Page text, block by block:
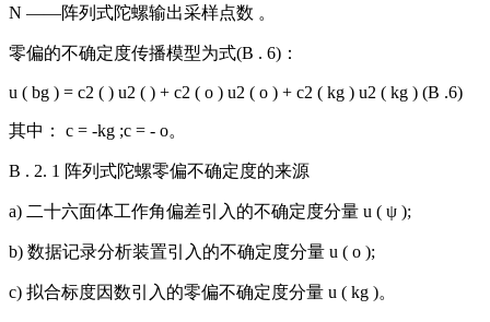
N ——阵列式陀螺输出采样点数 。
零偏的不确定度传播模型为式(B . 6)：
u ( bg ) = c2 ( ) u2 ( ) + c2 ( o ) u2 ( o ) + c2 ( kg ) u2 ( kg ) (B .6)
其中： c = -kg ;c = - o。
B . 2. 1 阵列式陀螺零偏不确定度的来源
a) 二十六面体工作角偏差引入的不确定度分量 u ( ψ );
b) 数据记录分析装置引入的不确定度分量 u ( o );
c) 拟合标度因数引入的零偏不确定度分量 u ( kg )。